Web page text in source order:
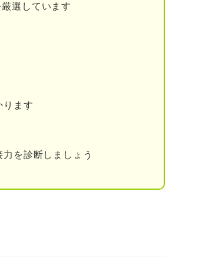
選しています
ります
を診断しましょう